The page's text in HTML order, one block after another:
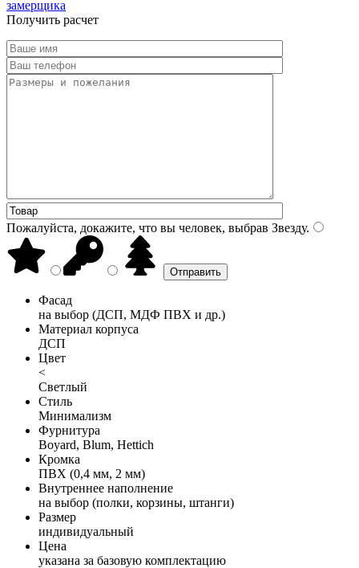
замерщика
Получить расчет
Пожалуйста, докажите, что вы человек, выбрав Звезду.
Фасад
на выбор (ДСП, МДФ ПВХ и др.)
Материал корпуса
ДСП
Цвет
<
Светлый
Стиль
Минимализм
Фурнитура
Boyard, Blum, Hettich
Кромка
ПВХ (0,4 мм, 2 мм)
Внутреннее наполнение
на выбор (полки, корзины, штанги)
Размер
индивидуальный
Цена
указана за базовую комплектацию